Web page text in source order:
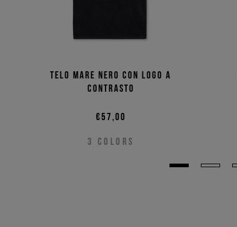
Telo mare nero con logo a
contrasto
€57,00
3 COLORS